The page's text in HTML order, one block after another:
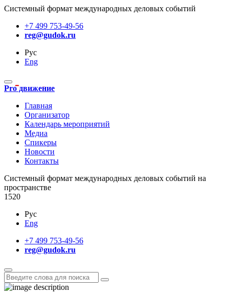
Системный формат международных деловых событий
+7 499 753-49-56
reg@gudok.ru
Рус
Eng
Pro движение
Главная
Организатор
Календарь мероприятий
Медиа
Спикеры
Новости
Контакты
Cистемный формат международных деловых событий на
пространстве
1520
Рус
Eng
+7 499 753-49-56
reg@gudok.ru